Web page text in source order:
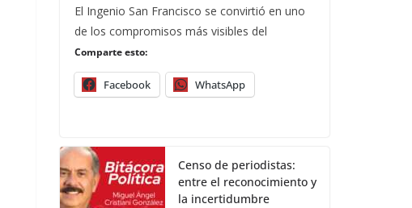
El Ingenio San Francisco se convirtió en uno
de los compromisos más visibles del
Comparte esto:
Facebook WhatsApp
Censo de periodistas:
entre el reconocimiento y
la incertidumbre